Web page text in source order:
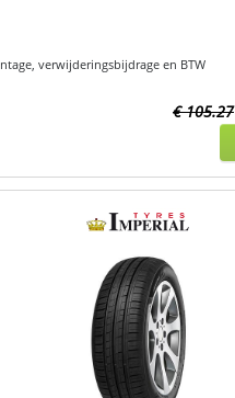
verwijderingsbijdrage en BTW
€ 105.27